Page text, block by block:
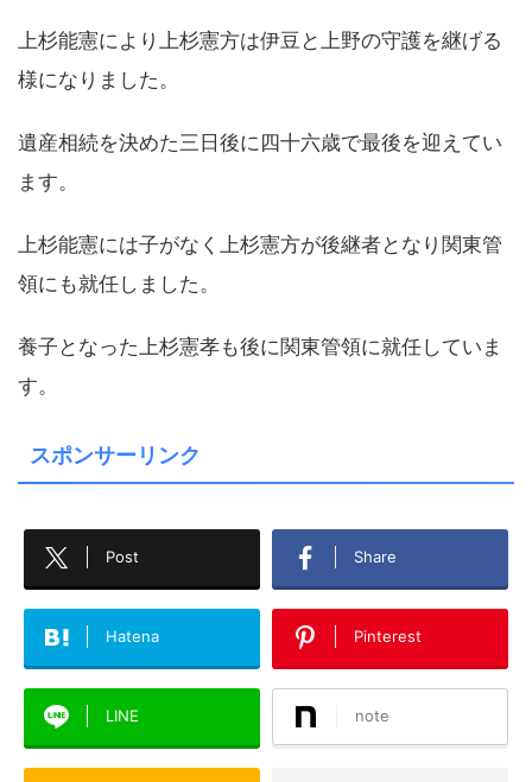
上杉能憲により上杉憲方は伊豆と上野の守護を継げる
様になりました。
遺産相続を決めた三日後に四十六歳で最後を迎えてい
ます。
上杉能憲には子がなく上杉憲方が後継者となり関東管
領にも就任しました。
養子となった上杉憲孝も後に関東管領に就任していま
す。
スポンサーリンク
Post Share
Hatena Pinterest
LINE note